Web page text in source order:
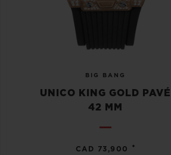
BIG BANG
UNICO KING GOLD PAVÉ
42 MM
CAD 73,900 •